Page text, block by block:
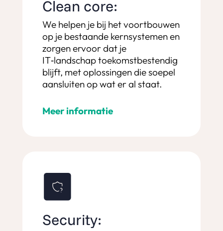
Clean core:
We helpen je bij het voortbouwen
op je bestaande kernsystemen en
zorgen ervoor dat je
IT‑landschap toekomstbestendig
blijft, met oplossingen die soepel
aansluiten op wat er al staat.
Meer informatie
Security: